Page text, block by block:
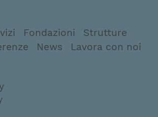
Fondazioni
Strutture
News
Lavora con noi